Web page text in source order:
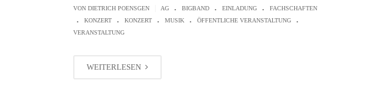
VON DIETRICH POENSGEN AG . BIGBAND . EINLADUNG . FACHSCHAFTEN
. KONZERT . KONZERT . MUSIK . ÖFFENTLICHE VERANSTALTUNG .
VERANSTALTUNG
WEITERLESEN